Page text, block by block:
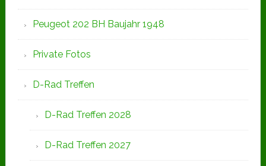
Peugeot 202 BH Baujahr 1948
Private Fotos
D-Rad Treffen
D-Rad Treffen 2028
D-Rad Treffen 2027